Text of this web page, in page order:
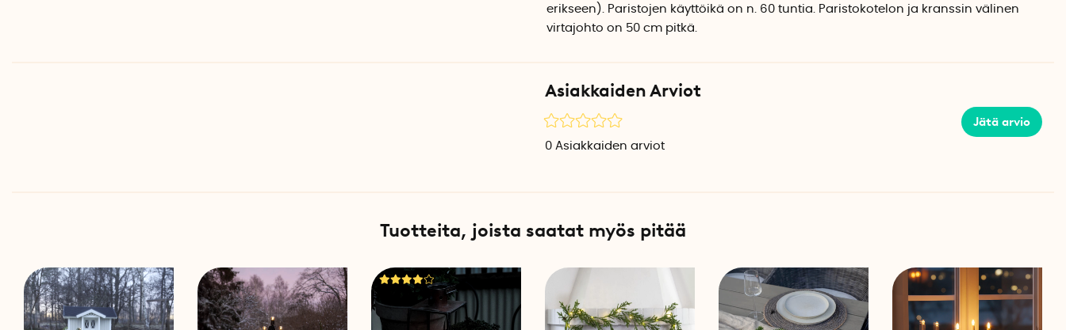
erikseen). Paristojen käyttöikä on n. 60 tuntia. Paristokotelon ja kranssin välinen
virtajohto on 50 cm pitkä.
Asiakkaiden Arviot
Jätä arvio
0 Asiakkaiden arviot
Tuotteita, joista saatat myös pitää